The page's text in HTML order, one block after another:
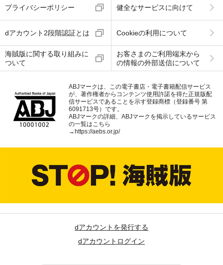
プライバシーポリシー 健全なサービスに向けて
dアカウント2段階認証とは Cookieの利用について
海賊版に関する取り組みに
ついて
お客さまのご利用端末から
の情報の外部送信について
ABJマークは、この電子書店・電子書籍配信サービス
が、著作権者からコンテンツ使用許諾を得た正規版配
信サービスであることを示す登録商標（登録番号 第
6091713号）です。
ABJマークの詳細、ABJマークを掲示しているサービス
の一覧はこちら
→ https://aebs.or.jp/
dアカウントを発行する
dアカウントログイン